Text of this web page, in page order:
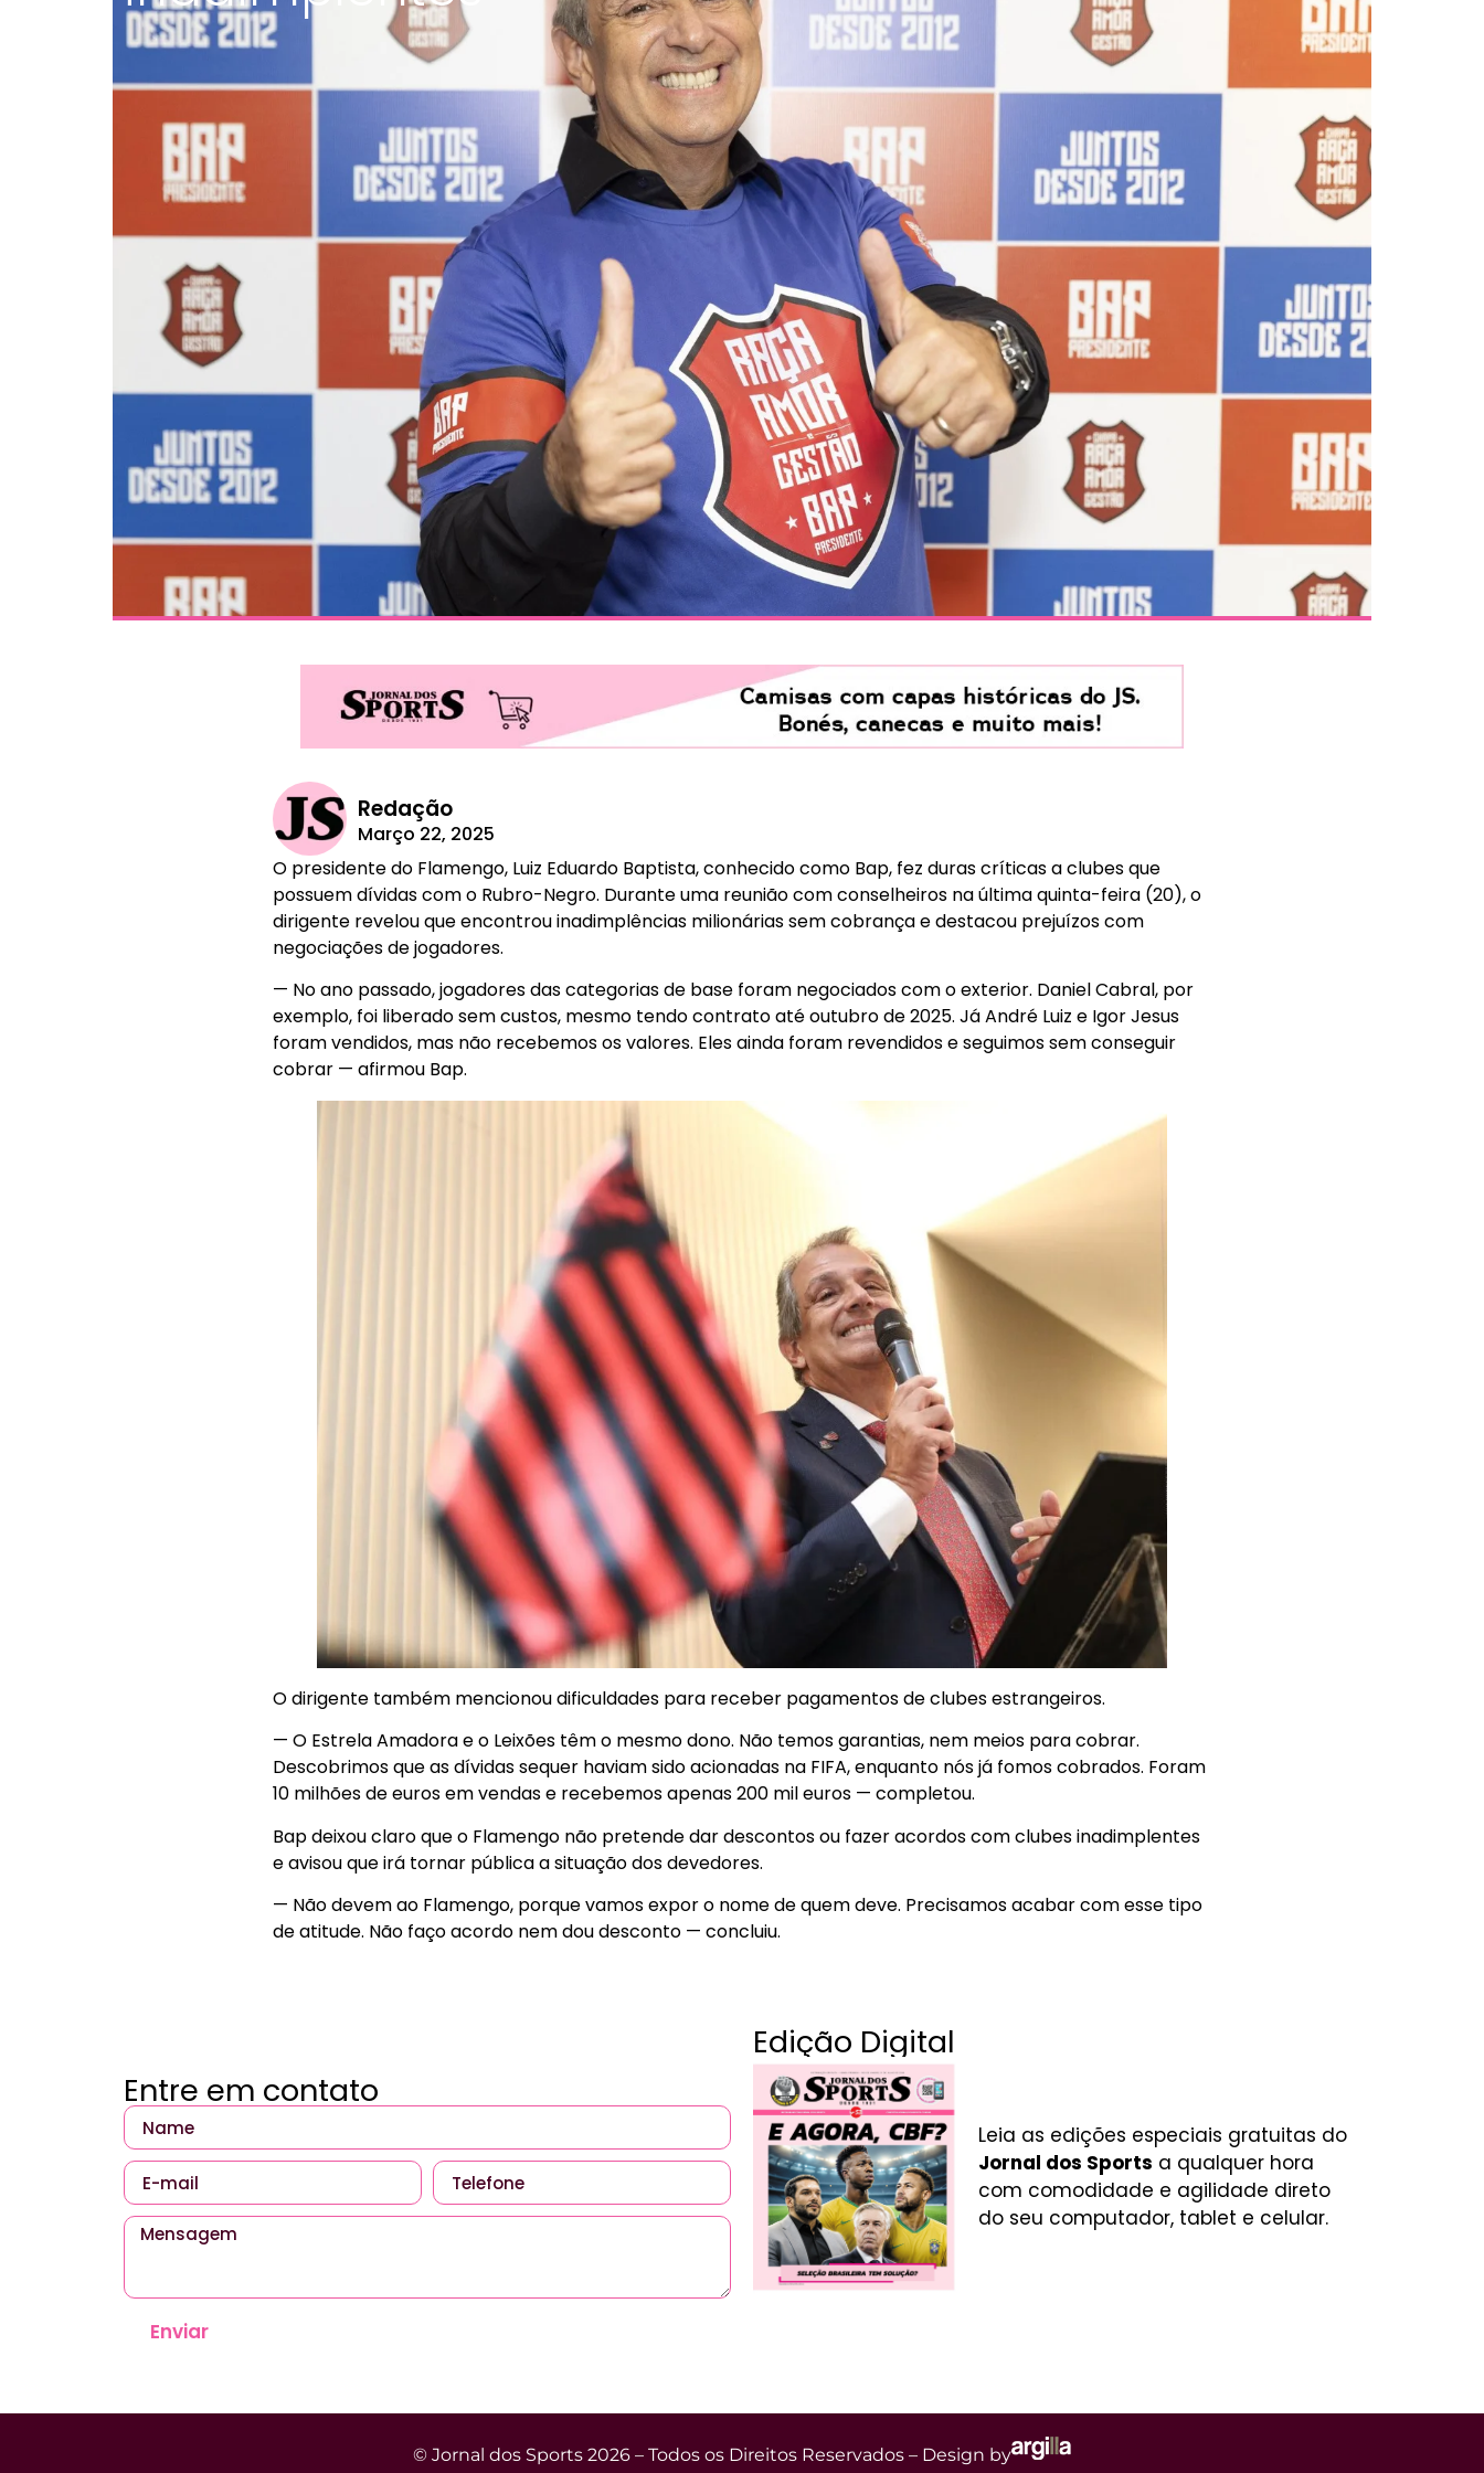
Redação
Março 22, 2025
O presidente do Flamengo, Luiz Eduardo Baptista, conhecido como Bap, fez duras críticas a clubes que
possuem dívidas com o Rubro-Negro. Durante uma reunião com conselheiros na última quinta-feira (20), o
dirigente revelou que encontrou inadimplências milionárias sem cobrança e destacou prejuízos com
negociações de jogadores.
— No ano passado, jogadores das categorias de base foram negociados com o exterior. Daniel Cabral, por
exemplo, foi liberado sem custos, mesmo tendo contrato até outubro de 2025. Já André Luiz e Igor Jesus
foram vendidos, mas não recebemos os valores. Eles ainda foram revendidos e seguimos sem conseguir
cobrar — afirmou Bap.
O dirigente também mencionou dificuldades para receber pagamentos de clubes estrangeiros.
— O Estrela Amadora e o Leixões têm o mesmo dono. Não temos garantias, nem meios para cobrar.
Descobrimos que as dívidas sequer haviam sido acionadas na FIFA, enquanto nós já fomos cobrados. Foram
10 milhões de euros em vendas e recebemos apenas 200 mil euros — completou.
Bap deixou claro que o Flamengo não pretende dar descontos ou fazer acordos com clubes inadimplentes
e avisou que irá tornar pública a situação dos devedores.
— Não devem ao Flamengo, porque vamos expor o nome de quem deve. Precisamos acabar com esse tipo
de atitude. Não faço acordo nem dou desconto — concluiu.
Entre em contato
Enviar
Edição Digital
Leia as edições especiais gratuitas do
Jornal dos Sports a qualquer hora
com comodidade e agilidade direto
do seu computador, tablet e celular.
© Jornal dos Sports 2026 – Todos os Direitos Reservados – Design by